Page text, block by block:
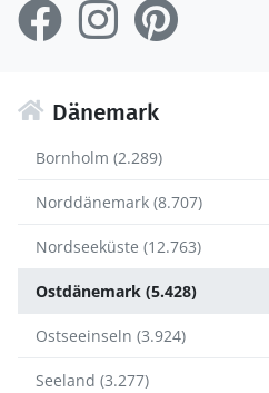
Dänemark
Bornholm (2.289)
Norddänemark (8.707)
Nordseeküste (12.763)
Ostdänemark (5.428)
Ostseeinseln (3.924)
Seeland (3.277)